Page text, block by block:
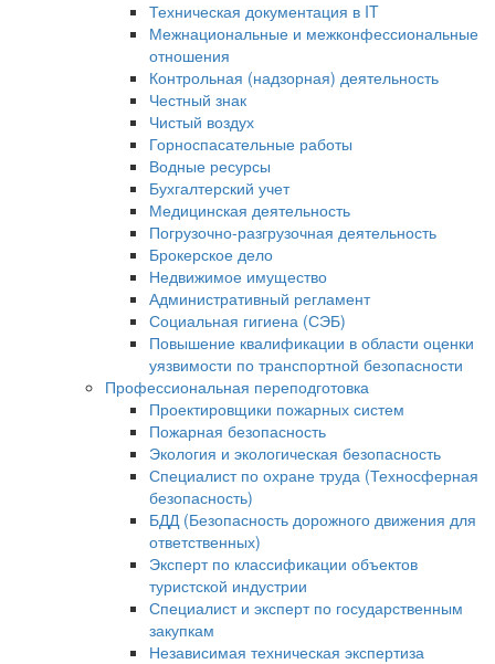
Техническая документация в IT
Межнациональные и межконфессиональные
отношения
Контрольная (надзорная) деятельность
Честный знак
Чистый воздух
Горноспасательные работы
Водные ресурсы
Бухгалтерский учет
Медицинская деятельность
Погрузочно-разгрузочная деятельность
Брокерское дело
Недвижимое имущество
Административный регламент
Социальная гигиена (СЭБ)
Повышение квалификации в области оценки
уязвимости по транспортной безопасности
Профессиональная переподготовка
Проектировщики пожарных систем
Пожарная безопасность
Экология и экологическая безопасность
Специалист по охране труда (Техносферная
безопасность)
БДД (Безопасность дорожного движения для
ответственных)
Эксперт по классификации объектов
туристской индустрии
Специалист и эксперт по государственным
закупкам
Независимая техническая экспертиза